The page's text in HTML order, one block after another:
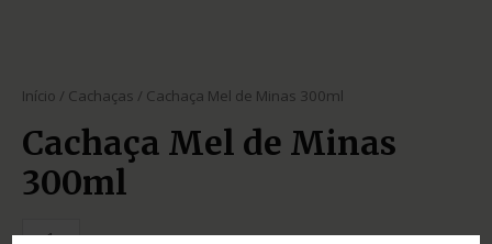
Início / Cachaças / Cachaça Mel de Minas 300ml
Cachaça Mel de Minas
300ml